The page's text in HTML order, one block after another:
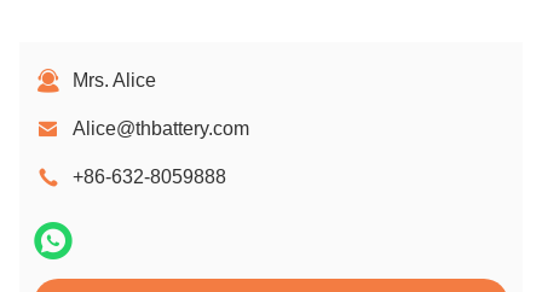
Mrs. Alice
Alice@thbattery.com
+86-632-8059888